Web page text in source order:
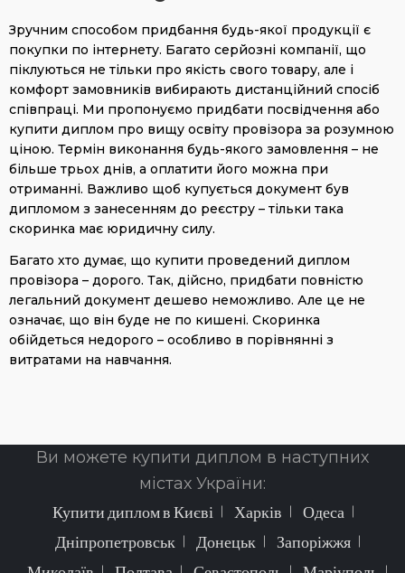
Зручним способом придбання будь-якої продукції є
покупки по інтернету. Багато серйозні компанії, що
піклуються не тільки про якість свого товару, але і
комфорт замовників вибирають дистанційний спосіб
співпраці. Ми пропонуємо придбати посвідчення або
купити диплом про вищу освіту провізора за розумною
ціною. Термін виконання будь-якого замовлення – не
більше трьох днів, а оплатити його можна при
отриманні. Важливо щоб купується документ був
дипломом з занесенням до реєстру – тільки така
скоринка має юридичну силу.
Багато хто думає, що купити проведений диплом
провізора – дорого. Так, дійсно, придбати повністю
легальний документ дешево неможливо. Але це не
означає, що він буде не по кишені. Скоринка
обійдеться недорого – особливо в порівнянні з
витратами на навчання.
Ви можете купити диплом в наступних
містах України:
Купити диплом в Києві
Харків
Одеса
Дніпропетровськ
Донецьк
Запоріжжя